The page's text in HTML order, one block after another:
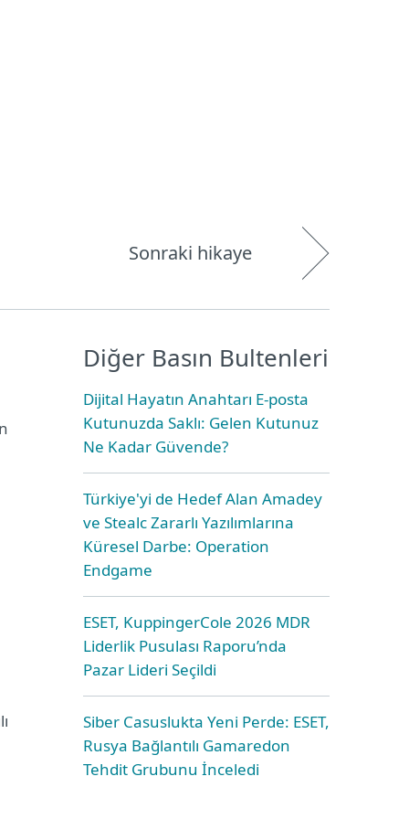
Sonraki hikaye
Diğer Basın Bultenleri
Dijital Hayatın Anahtarı E-posta
Kutunuzda Saklı: Gelen Kutunuz
Ne Kadar Güvende?
Türkiye'yi de Hedef Alan Amadey
ve Stealc Zararlı Yazılımlarına
Küresel Darbe: Operation
Endgame
ESET, KuppingerCole 2026 MDR
Liderlik Pusulası Raporu’nda
Pazar Lideri Seçildi
Siber Casuslukta Yeni Perde: ESET,
Rusya Bağlantılı Gamaredon
Tehdit Grubunu İnceledi